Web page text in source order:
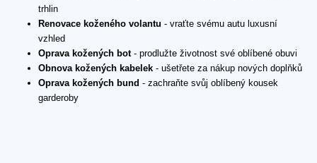
trhlin
Renovace koženého volantu - vraťte svému autu luxusní
vzhled
Oprava kožených bot- prodlužte životnost své oblíbené obuvi
Obnova kožených kabelek - ušetřete za nákup nových doplňků
Oprava kožených bund - zachraňte svůj oblíbený kousek
garderoby